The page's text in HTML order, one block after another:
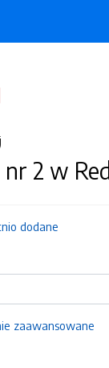
nr 2 w
dodane
zaawansowane